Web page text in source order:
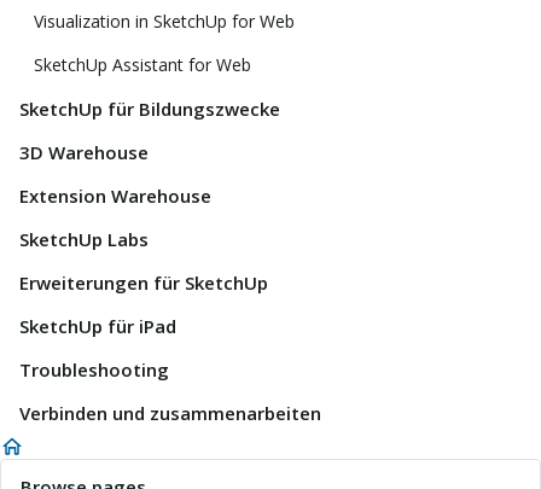
Visualization in SketchUp for Web
SketchUp Assistant for Web
SketchUp für Bildungszwecke
3D Warehouse
Extension Warehouse
SketchUp Labs
Erweiterungen für SketchUp
SketchUp für iPad
Troubleshooting
Verbinden und zusammenarbeiten